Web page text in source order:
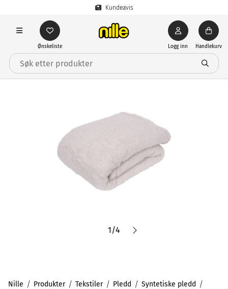
Kundeavis
Ønskeliste Logg inn Handlekurv
1/4
Nille Produkter Tekstiler Pledd Syntetiske pledd